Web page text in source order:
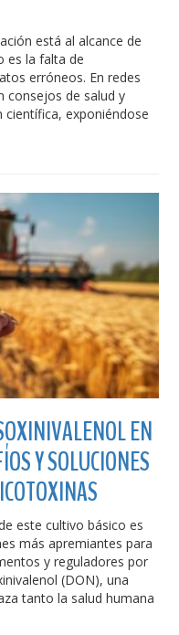
está al alcance de
es la falta de
erróneos. En redes
consejos de salud y
exponiéndose
EN
Y SOLUCIONES
este cultivo básico es
más apremiantes para
y reguladores por
(DON), una
tanto la salud humana